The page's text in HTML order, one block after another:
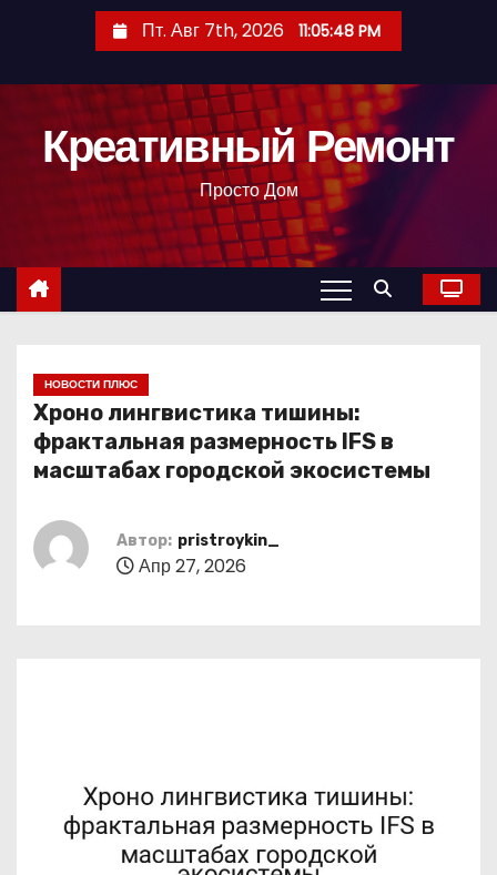
с
Пт. Авг 7th, 2026 11:05:49 PM
Креативный Ремонт
Просто Дом
НОВОСТИ ПЛЮС
Хроно лингвистика тишины:
фрактальная размерность IFS в
масштабах городской экосистемы
Автор: pristroykin_
Апр 27, 2026